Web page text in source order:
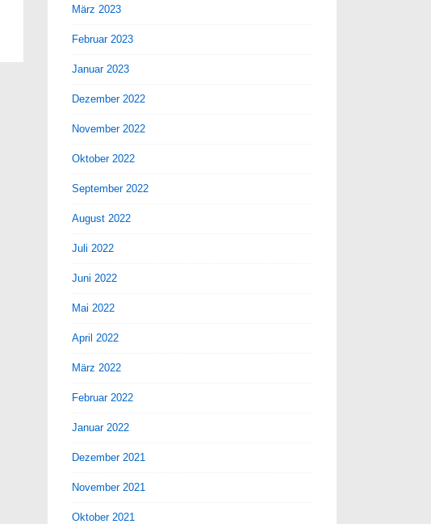
März 2023
Februar 2023
Januar 2023
Dezember 2022
November 2022
Oktober 2022
September 2022
August 2022
Juli 2022
Juni 2022
Mai 2022
April 2022
März 2022
Februar 2022
Januar 2022
Dezember 2021
November 2021
Oktober 2021